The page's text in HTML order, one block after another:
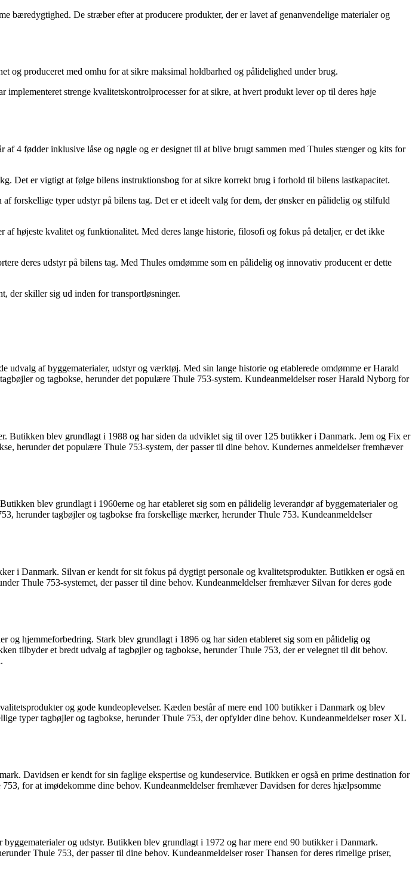
bæredygtighed. De stræber efter at producere produkter, der er lavet af genanvendelige materialer og
og produceret med omhu for at sikre maksimal holdbarhed og pålidelighed under brug.
strenge kvalitetskontrolprocesser for at sikre, at hvert produkt lever op til deres høje
4 fødder inklusive låse og nøgle og er designet til at blive brugt sammen med Thules stænger og kits for
Det er vigtigt at følge bilens instruktionsbog for at sikre korrekt brug i forhold til bilens lastkapacitet.
​​forskellige typer udstyr på bilens tag. Det er et ideelt valg for dem, der ønsker en pålidelig og stilfuld
højeste kvalitet og funktionalitet. Med deres lange historie, filosofi og fokus på detaljer, er det ikke
deres udstyr på bilens tag. Med Thules omdømme som en pålidelig og innovativ producent er dette
der skiller sig ud inden for transportløsninger.
af byggematerialer, udstyr og værktøj. Med sin lange historie og etablerede omdømme er Harald
og tagbokse, herunder det populære Thule 753-system. Kundeanmeldelser roser Harald Nyborg for
Butikken blev grundlagt i 1988 og har siden da udviklet sig til over 125 butikker i Danmark. Jem og Fix er
herunder det populære Thule 753-system, der passer til dine behov. Kundernes anmeldelser fremhæver
blev grundlagt i 1960erne og har etableret sig som en pålidelig leverandør af byggematerialer og
herunder tagbøjler og tagbokse fra forskellige mærker, herunder Thule 753. Kundeanmeldelser
i Danmark. Silvan er kendt for sit fokus på dygtigt personale og kvalitetsprodukter. Butikken er også en
Thule 753-systemet, der passer til dine behov. Kundeanmeldelser fremhæver Silvan for deres gode
og hjemmeforbedring. Stark blev grundlagt i 1896 og har siden etableret sig som en pålidelig og
tilbyder et bredt udvalg af tagbøjler og tagbokse, herunder Thule 753, der er velegnet til dit behov.
og gode kundeoplevelser. Kæden består af mere end 100 butikker i Danmark og blev
typer tagbøjler og tagbokse, herunder Thule 753, der opfylder dine behov. Kundeanmeldelser roser XL
Davidsen er kendt for sin faglige ekspertise og kundeservice. Butikken er også en prime destination for
for at imødekomme dine behov. Kundeanmeldelser fremhæver Davidsen for deres hjælpsomme
og udstyr. Butikken blev grundlagt i 1972 og har mere end 90 butikker i Danmark.
Thule 753, der passer til dine behov. Kundeanmeldelser roser Thansen for deres rimelige priser,